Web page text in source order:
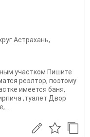
Астрахань,
участком Пишите
реэлтор, поэтому
имеется баня,
,туалет Двор